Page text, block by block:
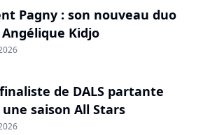
Pagny : son nouveau duo
Kidjo
de DALS partante
saison All Stars